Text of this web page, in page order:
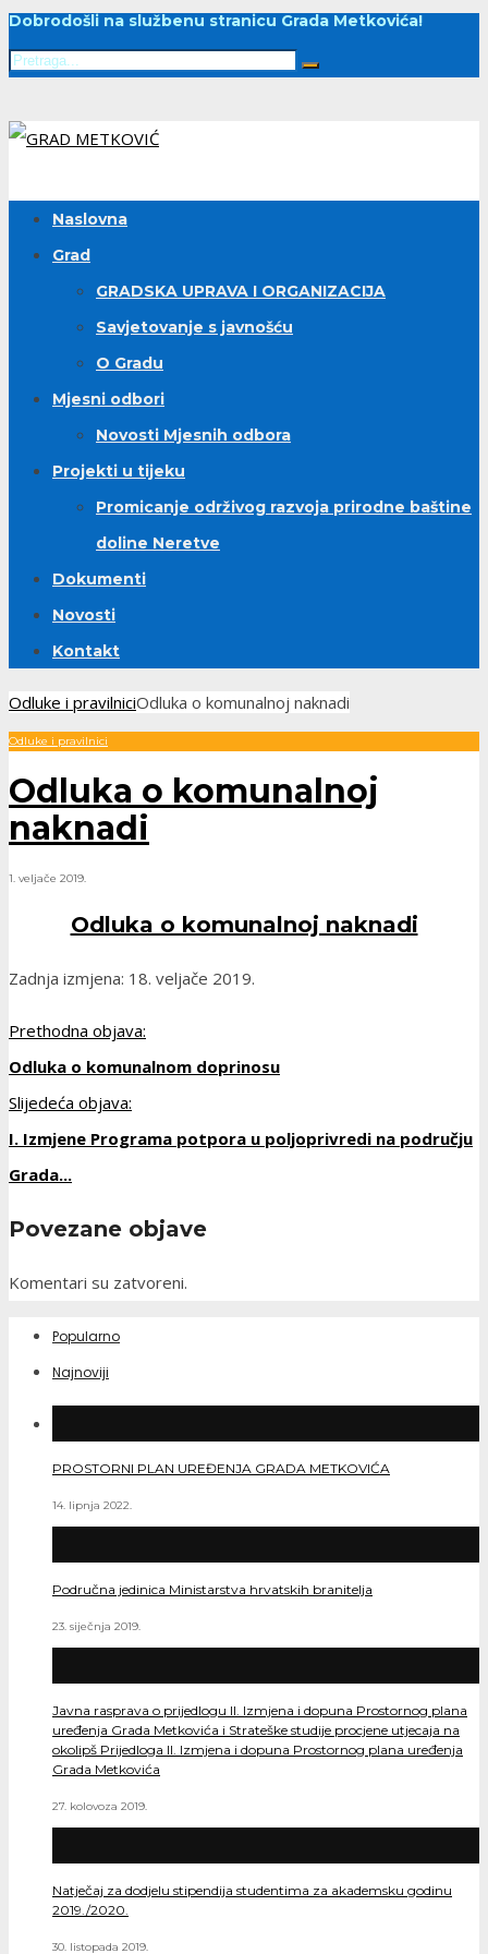
Dobrodošli na službenu stranicu Grada Metkovića!
Naslovna
Grad
GRADSKA UPRAVA I ORGANIZACIJA
Savjetovanje s javnošću
O Gradu
Mjesni odbori
Novosti Mjesnih odbora
Projekti u tijeku
Promicanje održivog razvoja prirodne baštine
doline Neretve
Dokumenti
Novosti
Kontakt
Odluke i pravilniciOdluka o komunalnoj naknadi
Odluke i pravilnici
Odluka o komunalnoj
naknadi
1. veljače 2019.
Odluka o komunalnoj naknadi
Zadnja izmjena: 18. veljače 2019.
Prethodna objava:
Odluka o komunalnom doprinosu
Slijedeća objava:
I. Izmjene Programa potpora u poljoprivredi na području
Grada...
Povezane objave
Komentari su zatvoreni.
Popularno
Najnoviji
PROSTORNI PLAN UREĐENJA GRADA METKOVIĆA
14. lipnja 2022.
Područna jedinica Ministarstva hrvatskih branitelja
23. siječnja 2019.
Javna rasprava o prijedlogu II. Izmjena i dopuna Prostornog plana
uređenja Grada Metkovića i Strateške studije procjene utjecaja na
okolipš Prijedloga II. Izmjena i dopuna Prostornog plana uređenja
Grada Metkovića
27. kolovoza 2019.
Natječaj za dodjelu stipendija studentima za akademsku godinu
2019./2020.
30. listopada 2019.